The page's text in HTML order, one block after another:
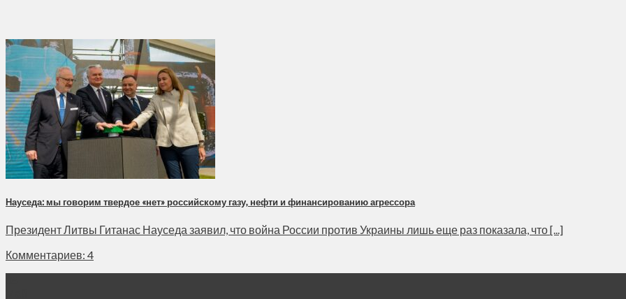
Науседа: мы говорим твердое «нет» российскому газу, нефти и финансированию агрессора
Президент Литвы Гитанас Науседа заявил, что война России против Украины лишь еще раз показала, что [...]
Комментариев: 4